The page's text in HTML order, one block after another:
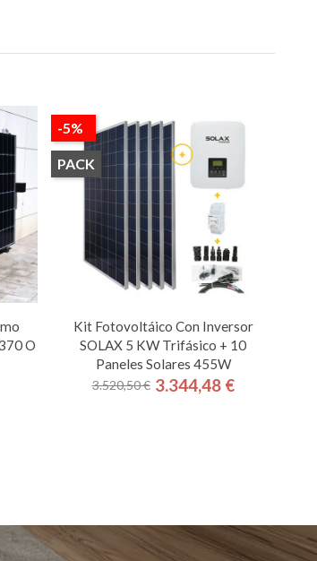
O
Kit Fotovoltáico Con Inversor
SOLAX 5 KW Trifásico + 10
Paneles Solares 455W
Precio
3.520,50 € Precio
3.344,48 €
-5%
PACK